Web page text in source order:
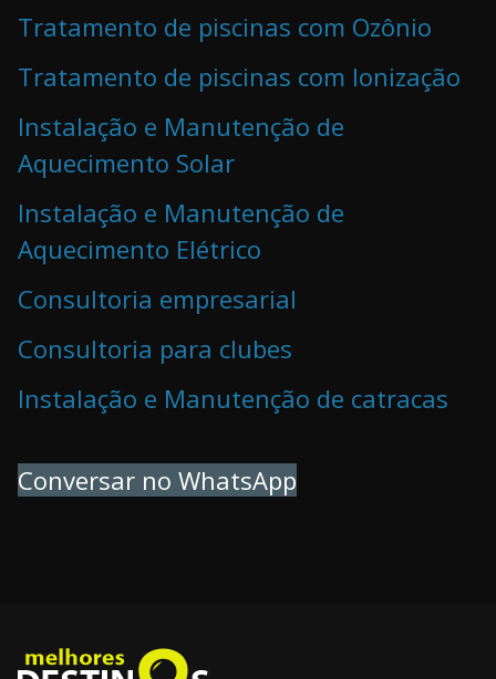
Tratamento de piscinas com Ozônio
Tratamento de piscinas com Ionização
Instalação e Manutenção de
Aquecimento Solar
Instalação e Manutenção de
Aquecimento Elétrico
Consultoria empresarial
Consultoria para clubes
Instalação e Manutenção de catracas
Conversar no WhatsApp